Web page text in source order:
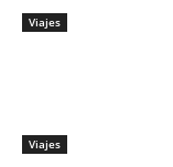
Viajes
Viajes